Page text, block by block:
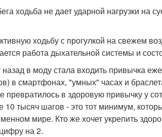
ходьба не дает ударной нагрузки на
ходьбу с прогулкой на свежем
работа дыхательной системы и
назад в моду стала входить привычка
в смартфонах, "умных" часах и
превратилось в здоровую привычку у
10 тысяч шагов - это тот минимум,
мире. Кто же хочет укрепить
на 2.